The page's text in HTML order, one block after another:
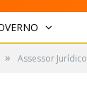
» Assessor Jurídico